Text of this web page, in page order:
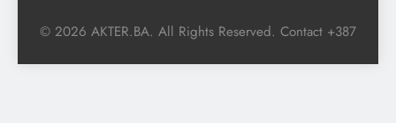
© 2026 AKTER.BA. All Rights Reserved. Contact +387